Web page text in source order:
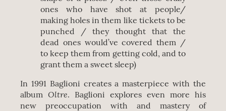
ones who have shot at people/
making holes in them like tickets to be
punched / they thought that the
dead ones would’ve covered them /
to keep them from getting cold, and to
grant them a sweet sleep)
In 1991 Baglioni creates a masterpiece with the
albumOltre. Baglioni explores even more his
new preoccupation with and mastery of